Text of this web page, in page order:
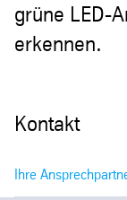
grüne LED-
erkennen.
Kontakt
Ihre